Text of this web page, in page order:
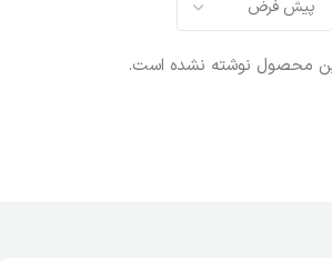
محصول نوشته نشده است.